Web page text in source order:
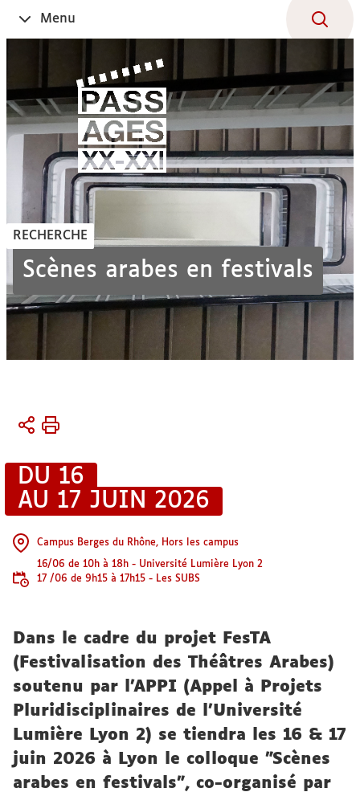
Ouvrir
le
Menu
RECHERCHE
Scènes arabes en festivals
Vous
Accueil
Colloques
et
journées
d’étude
DU 16
AU 17 JUIN 2026
Campus Berges du Rhône, Hors les campus
16/06 de 10h à 18h - Université Lumière Lyon 2
17 /06 de 9h15 à 17h15 - Les SUBS
Dans le cadre du projet FesTA
(Festivalisation des Théâtres Arabes)
soutenu par l'APPI (Appel à Projets
Pluridisciplinaires de l'Université
Lumière Lyon 2) se tiendra les 16 & 17
juin 2026 à Lyon le colloque "Scènes
arabes en festivals", co-organisé par